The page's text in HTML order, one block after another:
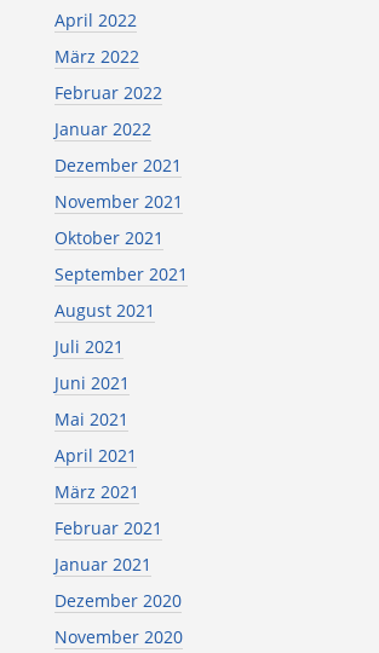
April 2022
März 2022
Februar 2022
Januar 2022
Dezember 2021
November 2021
Oktober 2021
September 2021
August 2021
Juli 2021
Juni 2021
Mai 2021
April 2021
März 2021
Februar 2021
Januar 2021
Dezember 2020
November 2020